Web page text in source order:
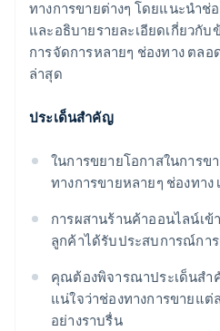
ทางการขายต่างๆ โดยแนะนำช่
และอธิบายรายละเอียดเกี่ยวกั
การจัดการหลายๆ ช่องทาง ตล
ล่าสุด
ประเด็นสำคัญ
ในการขยายโอกาสในการ
ทางการขายหลายๆ ช่องทา
การผสานร้านค้าออนไลน์เ
ลูกค้าได้รับประสบการณ์กา
คุณต้องพิจารณาประเด็นสำ
แน่ใจว่าช่องทางการขายแต่
อย่างราบรื่น